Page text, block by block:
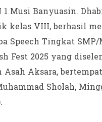
Musi Banyuasin.
kelas VIII, berhasil
Speech Tingkat SMP/
Fest 2025 yang
Asah Aksara,
Sholah,